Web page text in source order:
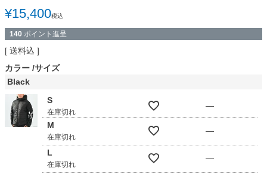
¥15,400税込
140 ポイント進呈
送料込
カラー サイズ
Black
S
在庫切れ
—
M
在庫切れ
—
L
在庫切れ
—